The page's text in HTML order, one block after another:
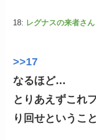
18: レグナスの来者さん
>>17
なるほど…
とりあえずこれ
り回せというこ